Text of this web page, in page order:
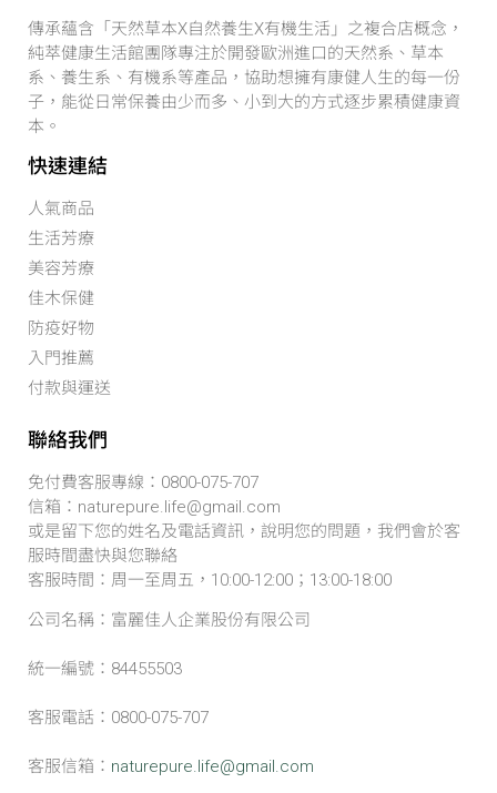
傳承蘊含「天然草本X自然養生X有機生活」之複合店概念，
純萃健康生活館團隊專注於開發歐洲進口的天然系、草本
系、養生系、有機系等產品，協助想擁有康健人生的每一份
子，能從日常保養由少而多、小到大的方式逐步累積健康資
本。
快速連結
人氣商品
生活芳療
美容芳療
佳木保健
防疫好物
入門推薦
付款與運送
聯絡我們
免付費客服專線：0800-075-707
信箱：naturepure.life@gmail.com
或是留下您的姓名及電話資訊，說明您的問題，我們會於客
服時間盡快與您聯絡
客服時間：周一至周五，10:00-12:00；13:00-18:00
公司名稱：富麗佳人企業股份有限公司
統一編號：84455503
客服電話：0800-075-707
客服信箱： naturepure.life@gmail.com